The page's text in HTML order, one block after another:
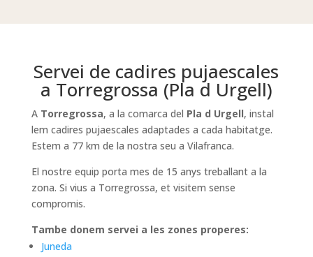
Servei de cadires pujaescales
a Torregrossa (Pla d Urgell)
A Torregrossa, a la comarca del Pla d Urgell, instal
lem cadires pujaescales adaptades a cada habitatge.
Estem a 77 km de la nostra seu a Vilafranca.
El nostre equip porta mes de 15 anys treballant a la
zona. Si vius a Torregrossa, et visitem sense
compromis.
Tambe donem servei a les zones properes:
Juneda